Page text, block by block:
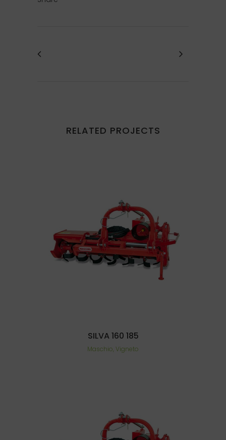
RELATED PROJECTS
SILVA 160 185
Maschio, Vigneto